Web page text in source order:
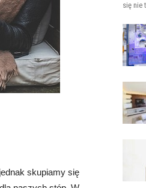
skupiamy się
się nie